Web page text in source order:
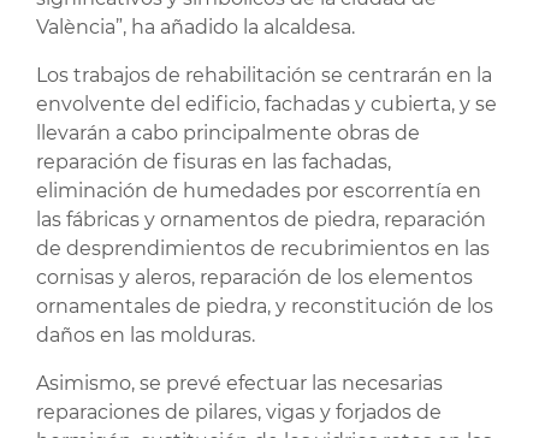
València”, ha añadido la alcaldesa.
Los trabajos de rehabilitación se centrarán en la
envolvente del edificio, fachadas y cubierta, y se
llevarán a cabo principalmente obras de
reparación de fisuras en las fachadas,
eliminación de humedades por escorrentía en
las fábricas y ornamentos de piedra, reparación
de desprendimientos de recubrimientos en las
cornisas y aleros, reparación de los elementos
ornamentales de piedra, y reconstitución de los
daños en las molduras.
Asimismo, se prevé efectuar las necesarias
reparaciones de pilares, vigas y forjados de